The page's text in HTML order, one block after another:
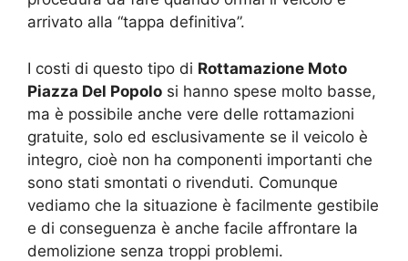
arrivato alla “tappa definitiva”.
I costi di questo tipo di Rottamazione Moto
Piazza Del Popolo si hanno spese molto basse,
ma è possibile anche vere delle rottamazioni
gratuite, solo ed esclusivamente se il veicolo è
integro, cioè non ha componenti importanti che
sono stati smontati o rivenduti. Comunque
vediamo che la situazione è facilmente gestibile
e di conseguenza è anche facile affrontare la
demolizione senza troppi problemi.